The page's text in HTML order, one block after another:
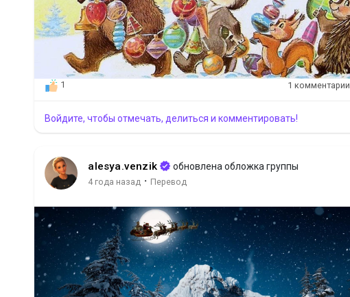
1 1 комментарии
Войдите, чтобы отмечать, делиться и комментировать!
alesya.venzik обновлена обложка группы
4 года назад · Перевод